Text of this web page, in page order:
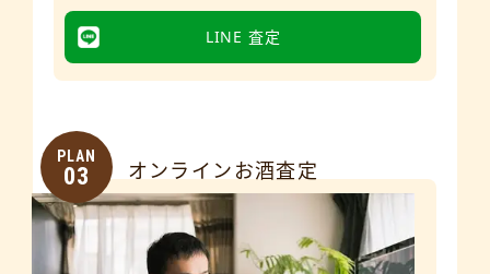
LINE 査定
PLAN
03 オンラインお酒査定